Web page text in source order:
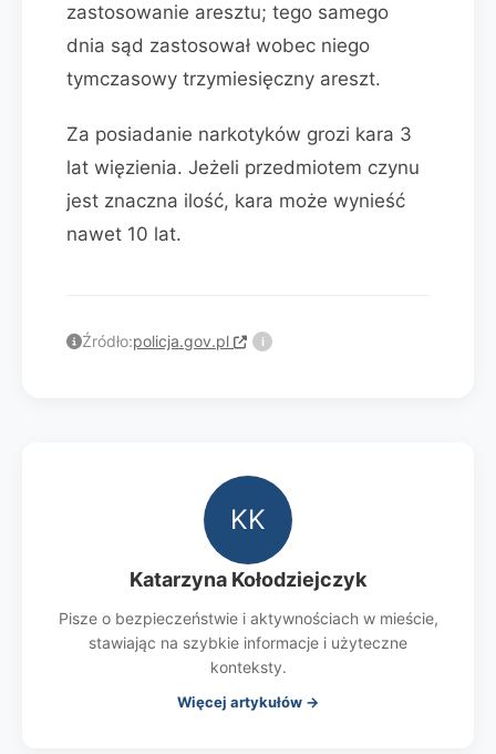
zastosowanie aresztu; tego samego
dnia sąd zastosował wobec niego
tymczasowy trzymiesięczny areszt.
Za posiadanie narkotyków grozi kara 3
lat więzienia. Jeżeli przedmiotem czynu
jest znaczna ilość, kara może wynieść
nawet 10 lat.
Źródło:policja.gov.pl i
KK
Katarzyna Kołodziejczyk
Pisze o bezpieczeństwie i aktywnościach w mieście,
stawiając na szybkie informacje i użyteczne
konteksty.
Więcej artykułów →